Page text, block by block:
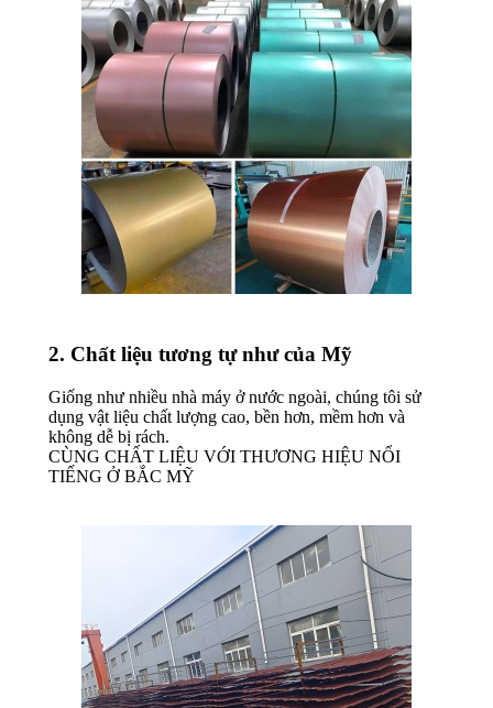
2. Chất liệu tương tự như của Mỹ
Giống như nhiều nhà máy ở nước ngoài, chúng tôi sử
dụng vật liệu chất lượng cao, bền hơn, mềm hơn và
không dễ bị rách.
CÙNG CHẤT LIỆU VỚI THƯƠNG HIỆU NỔI
TIẾNG Ở BẮC MỸ